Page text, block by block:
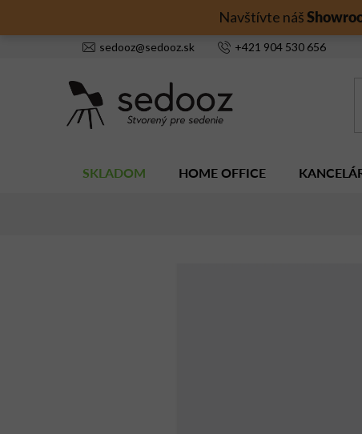
Navštívte náš
sedooz@sedooz.sk +421 904 530 656
SKLADOM HOME OFFICE